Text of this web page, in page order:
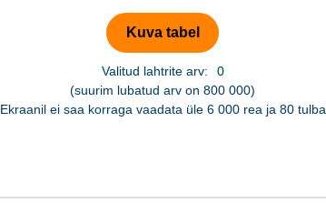
Valitud lahtrite arv:
0
(suurim lubatud arv on 800 000)
Ekraanil ei saa korraga vaadata üle 6 000 rea ja 80 tulba